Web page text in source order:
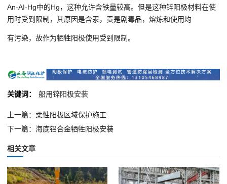
An-AI-Hg中的Hg，这种允许含铁量较高。但是这种锌阳极材料在使
用时受到限制，其原因是含汞，贡是剧毒品，熔炼和使用均
有污染，故作为牺牲阳极使用受到限制。
关键词： 船用锌阳极安装
上一篇：柔性阳极区域保护施工
下一篇：海底铝合金牺牲阳极安装
相关文章